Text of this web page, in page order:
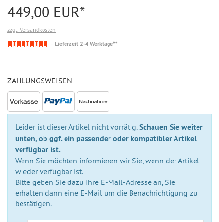
449,00 EUR*
zzgl. Versandkosten
Nicht
Lieferzeit 2-4 Werktage**
ZAHLUNGSWEISEN
Leider ist dieser Artikel nicht vorrätig.Schauen Sie weiter
unten, ob ggf. ein passender oder kompatibler Artikel
verfügbar ist.
Wenn Sie möchten informieren wir Sie, wenn der Artikel
wieder verfügbar ist.
Bitte geben Sie dazu Ihre E-Mail-Adresse an, Sie
erhalten dann eine E-Mail um die Benachrichtigung zu
bestätigen.